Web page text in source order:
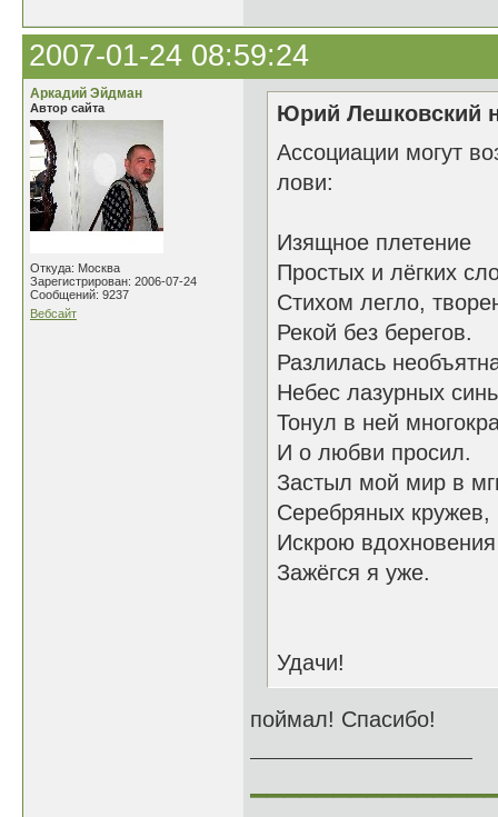
2007-01-24 08:59:24
Аркадий Эйдман
Автор сайта
Откуда: Москва
Зарегистрирован: 2006-07-24
Сообщений: 9237
Вебсайт
Юрий Лешковский
Ассоциации могут
лови:
Изящное плетение
Простых и лёгких
Стихом легло,
Рекой без берегов.
Разлилась
Небес лазурных
Тонул в ней
И о любви просил.
Застыл мой мир в
Серебряных кружев,
Искрою вдохновения
Зажёгся я уже.
Удачи!
поймал! Спасибо!